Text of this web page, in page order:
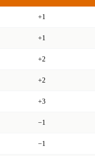
+1
+1
+2
+2
+3
−1
−1